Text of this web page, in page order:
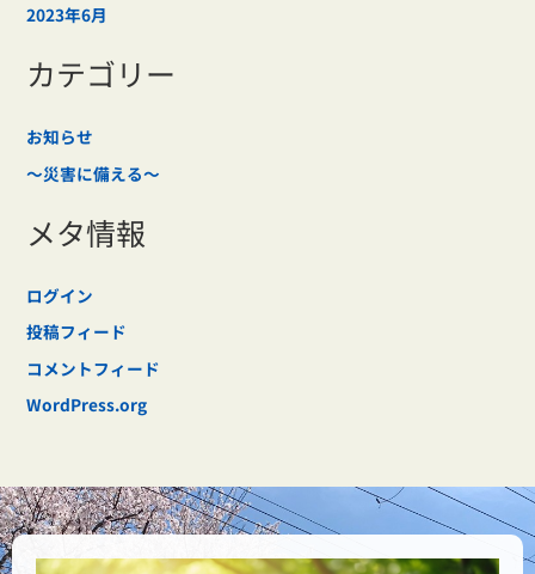
2023年6月
カテゴリー
お知らせ
～災害に備える～
メタ情報
ログイン
投稿フィード
コメントフィード
WordPress.org